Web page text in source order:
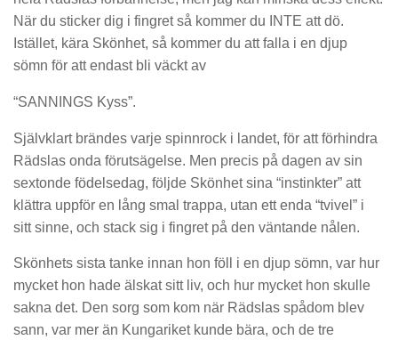
När du sticker dig i fingret så kommer du INTE att dö.
Istället, kära Skönhet, så kommer du att falla i en djup
sömn för att endast bli väckt av
“SANNINGS Kyss”.
Självklart brändes varje spinnrock i landet, för att förhindra
Rädslas onda förutsägelse. Men precis på dagen av sin
sextonde födelsedag, följde Skönhet sina “instinkter” att
klättra uppför en lång smal trappa, utan ett enda “tvivel” i
sitt sinne, och stack sig i fingret på den väntande nålen.
Skönhets sista tanke innan hon föll i en djup sömn, var hur
mycket hon hade älskat sitt liv, och hur mycket hon skulle
sakna det. Den sorg som kom när Rädslas spådom blev
sann, var mer än Kungariket kunde bära, och de tre